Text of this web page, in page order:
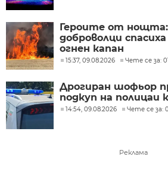
Героите от
доброволци
огнен капан
15:37, 09.08.2026 Чете се за:
Дрогиран шофьор
подкуп на полицаи
14:54, 09.08.2026 Чете се за:
Реклама